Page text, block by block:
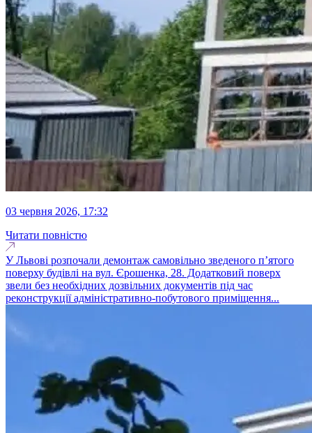
03 червня 2026, 17:32
Читати повністю
У Львові розпочали демонтаж самовільно зведеного п’ятого
поверху будівлі на вул. Єрошенка, 28. Додатковий поверх
звели без необхідних дозвільних документів під час
реконструкції адміністративно-побутового приміщення...